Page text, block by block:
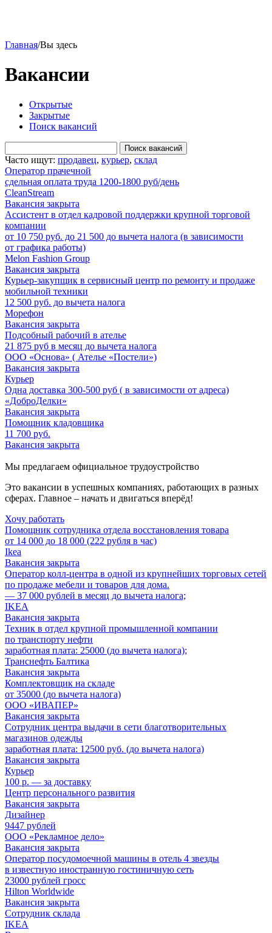
Главная/Вы здесь
Вакансии
Открытые
Закрытые
Поиск вакансий
Поиск вакансий
Часто ищут: продавец, курьер, склад
Оператор прачечной
сдельная оплата труда 1200-1800 руб/день
CleanStream
Вакансия закрыта
Ассистент в отдел кадровой поддержки крупной торговой
компании
от 10 750 руб. до 21 500 до вычета налога (в зависимости
от графика работы)
Melon Fashion Group
Вакансия закрыта
Курьер-закупщик в сервисный центр по ремонту и продаже
мобильной техники
12 500 руб. до вычета налога
Морефон
Вакансия закрыта
Подсобный рабочий в ателье
21 875 руб в месяц до вычета налога
ООО «Основа» ( Ателье «Постели»)
Вакансия закрыта
Курьер
Одна доставка 300-500 руб ( в зависимости от адреса)
«ДоброДелки»
Вакансия закрыта
Помощник кладовщика
11 700 руб.
Вакансия закрыта
Мы предлагаем официальное трудоустройство
Это вакансии в успешных компаниях, работающих в разных
сферах. Главное – начать и двигаться вперёд!
Хочу работать
Помощник сотрудника отдела восстановления товара
от 14 000 до 18 000 (222 рубля в час)
Ikea
Вакансия закрыта
Оператор колл-центра в одной из крупнейших торговых сетей
по продаже мебели и товаров для дома.
— 37 000 рублей в месяц до вычета налога;
IKEA
Вакансия закрыта
Техник в отдел крупной промышленной компании
по транспорту нефти
заработная плата: 25000 (до вычета налога);
Транснефть Балтика
Вакансия закрыта
Комплектовщик на складе
от 35000 (до вычета налога)
ООО «ИВАПЕР»
Вакансия закрыта
Сотрудник центра выдачи в сети благотворительных
магазинов одежды
заработная плата: 12500 руб. (до вычета налога)
Вакансия закрыта
Курьер
100 р. — за доставку
Центр персонального развития
Вакансия закрыта
Дизайнер
9447 рублей
ООО «Рекламное дело»
Вакансия закрыта
Оператор посудомоечной машины в отель 4 звезды
в известную иностранную гостиничную сеть
23000 рублей гросс
Hilton Worldwide
Вакансия закрыта
Сотрудник склада
IKEA